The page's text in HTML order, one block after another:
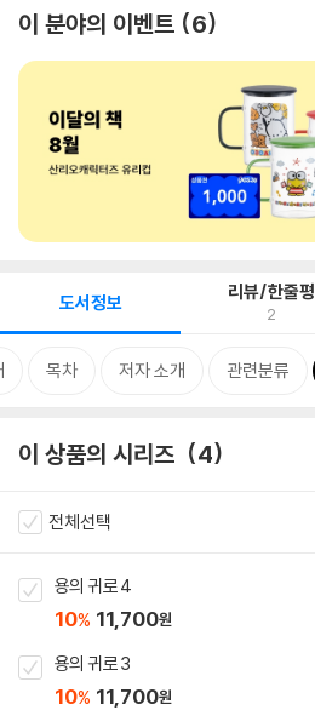
이 분야의 이벤트 6
도서정보 리뷰/한줄평
2
목차 저자 소개 관련분류
이 상품의 시리즈 4
전체선택
용의 귀로 4
10% 11,700원
용의 귀로 3
10% 11,700원